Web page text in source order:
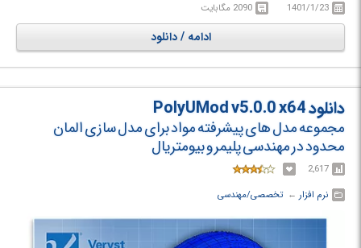
وجود داشته و از آسان به پیشرفته مرتبط شده است. این دوره آموزشی کاملا
صنعت محور بوده و از مثال ها و پروژه های عملی برای توضیح مباحث مختلف
استفاده خواهد شد.
در دوره آموزشی Udemy LS DYNA - A Simulation Training with Practical
1401/1/23 2090 مگابایت
ادامه / دانلود
دانلود PolyUMod v5.0.0 x64
مجموعه مدل های پیشرفته مواد برای مدل سازی المان
محدود در مهندسی پلیمر و بیومتریال
2,617
نرم افزار ← ‏تخصصی/مهندسی